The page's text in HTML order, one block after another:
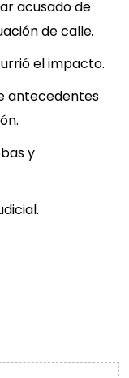
acusado de
de calle.
el impacto.
antecedentes
y